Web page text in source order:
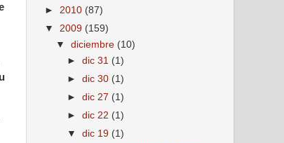
► 2010 (87)
▼ 2009 (159)
▼diciembre (10)
►dic 31 (1)
►dic 30 (1)
►dic 27 (1)
►dic 22 (1)
▼dic 19 (1)